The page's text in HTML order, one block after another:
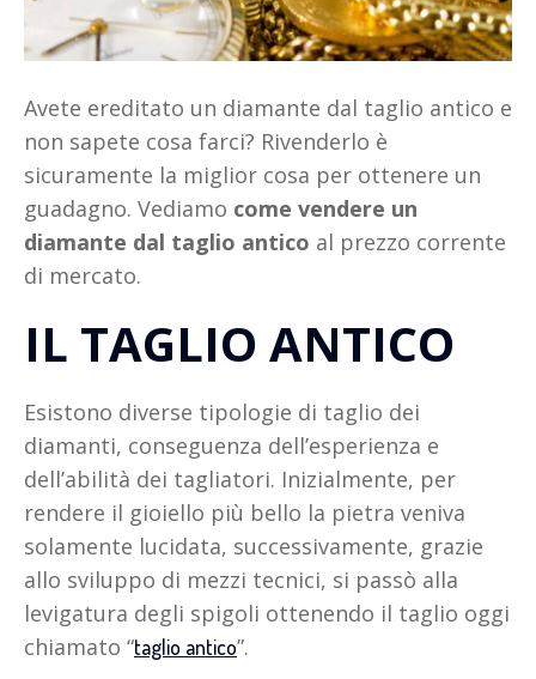
Avete ereditato un diamante dal taglio antico e
non sapete cosa farci? Rivenderlo è
sicuramente la miglior cosa per ottenere un
guadagno. Vediamo come vendere un
diamante dal taglio antico al prezzo corrente
di mercato.
IL TAGLIO ANTICO
Esistono diverse tipologie di taglio dei
diamanti, conseguenza dell’esperienza e
dell’abilità dei tagliatori. Inizialmente, per
rendere il gioiello più bello la pietra veniva
solamente lucidata, successivamente, grazie
allo sviluppo di mezzi tecnici, si passò alla
levigatura degli spigoli ottenendo il taglio oggi
chiamato “taglio antico”.